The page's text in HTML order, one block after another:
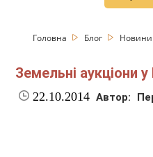
Головна Блог Новини
Земельні аукціони у
22.10.2014 Автор: